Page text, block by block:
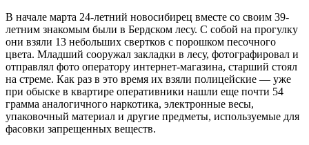
В начале марта 24-летний новосибирец вместе со своим 39-
летним знакомым были в Бердском лесу. С собой на прогулку
они взяли 13 небольших свертков с порошком песочного
цвета. Младший сооружал закладки в лесу, фотографировал и
отправлял фото оператору интернет-магазина, старший стоял
на стреме. Как раз в это время их взяли полицейские — уже
при обыске в квартире оперативники нашли еще почти 54
грамма аналогичного наркотика, электронные весы,
упаковочный материал и другие предметы, используемые для
фасовки запрещенных веществ.